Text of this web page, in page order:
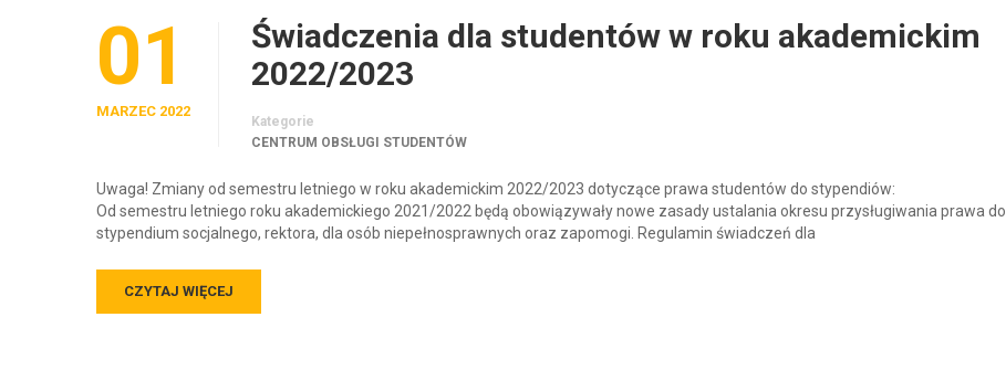
01
MARZEC 2022
Świadczenia dla studentów w roku akademickim
2022/2023
Kategorie
CENTRUM OBSŁUGI STUDENTÓW
Uwaga! Zmiany od semestru letniego w roku akademickim 2022/2023 dotyczące prawa studentów do stypendiów:
Od semestru letniego roku akademickiego 2021/2022 będą obowiązywały nowe zasady ustalania okresu przysługiwania prawa do
stypendium socjalnego, rektora, dla osób niepełnosprawnych oraz zapomogi. Regulamin świadczeń dla
CZYTAJ WIĘCEJ